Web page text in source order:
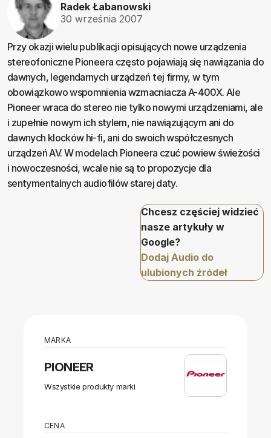
Radek Łabanowski
30 września 2007
Przy okazji wielu publikacji opisujących nowe urządzenia
stereofoniczne Pioneera często pojawiają się nawiązania do
dawnych, legendarnych urządzeń tej firmy, w tym
obowiązkowo wspomnienia wzmacniacza A-400X. Ale
Pioneer wraca do stereo nie tylko nowymi urządzeniami, ale
i zupełnie nowym ich stylem, nie nawiązującym ani do
dawnych klocków hi-fi, ani do swoich współczesnych
urządzeń AV. W modelach Pioneera czuć powiew świeżości
i nowoczesności, wcale nie są to propozycje dla
sentymentalnych audiofilów starej daty.
Chcesz częściej widzieć
nasze artykuły w
Google?
Dodaj Audio do
ulubionych źródeł
MARKA
PIONEER
Wszystkie produkty marki
CENA